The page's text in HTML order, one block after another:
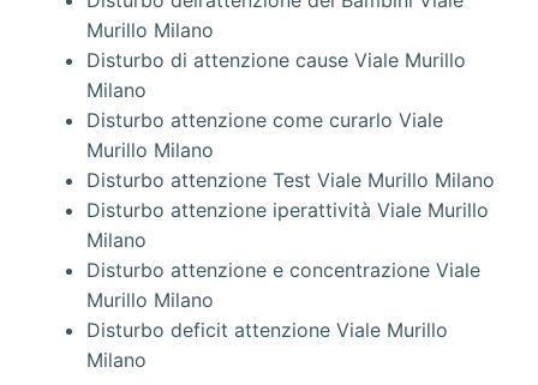
Murillo Milano
Disturbo di attenzione cause Viale Murillo
Milano
Disturbo attenzione come curarlo Viale
Murillo Milano
Disturbo attenzione Test Viale Murillo Milano
Disturbo attenzione iperattività Viale Murillo
Milano
Disturbo attenzione e concentrazione Viale
Murillo Milano
Disturbo deficit attenzione Viale Murillo
Milano